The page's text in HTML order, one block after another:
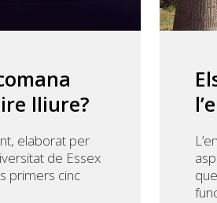
lliure?
elaborat per
de Essex
primers cinc